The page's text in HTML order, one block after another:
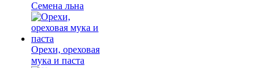
Семена льна
Орехи, ореховая
мука и паста